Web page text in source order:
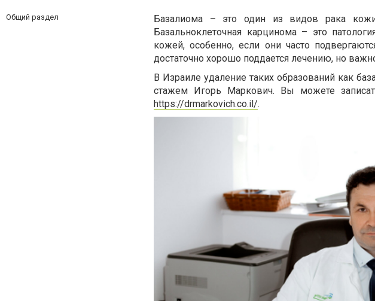
Общий раздел
Базалиома – это один из видов рака
Базальноклеточная карцинома – это
кожей, особенно, если они часто
достаточно хорошо поддается лечению, но
В Израиле удаление таких образований как
стажем Игорь Маркович. Вы можете
https://drmarkovich.co.il/.